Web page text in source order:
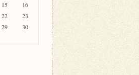
15
16
22
23
29
30